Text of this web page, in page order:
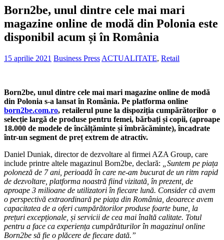
Born2be, unul dintre cele mai mari
magazine online de modă din Polonia este
disponibil acum și în România
15 aprilie 2021 Business Press ACTUALITATE, Retail
Born2be, unul dintre cele mai mari magazine online de modă
din Polonia s-a lansat în România. Pe platforma online
born2be.com.ro, retailerul pune la dispoziția cumpărătorilor o
selecție largă de produse pentru femei, bărbați și copii, (aproape
18.000 de modele de încălțăminte și îmbrăcăminte), încadrate
într-un segment de preț extrem de atractiv.
Daniel Duniak, director de dezvoltare al firmei AZA Group, care
include printre altele magazinul Born2be, declară:
„Suntem pe piața
poloneză de 7 ani, perioadă în care ne-am bucurat de un ritm rapid
de dezvoltare, platforma noastră fiind vizitată, în prezent, de
aproape 3 milioane de utilizatori în fiecare lună. Consider că avem
o perspectivă extraordinară pe piața din România, deoarece avem
capacitatea de a oferi cumpărătorilor produse foarte bune, la
prețuri excepționale, și servicii de cea mai înaltă calitate. Totul
pentru a face ca experiența cumpărăturilor în magazinul online
Born2be să fie o plăcere de fiecare dată.”